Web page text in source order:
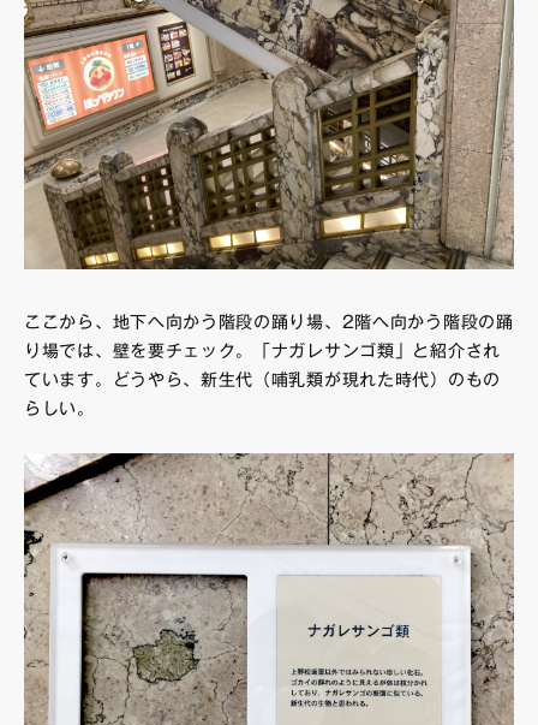
ここから、地下へ向かう階段の踊り場、2階へ向かう階段の踊
り場では、壁を要チェック。「ナガレサンゴ類」と紹介され
ています。どうやら、新生代（哺乳類が現れた時代）のもの
らしい。